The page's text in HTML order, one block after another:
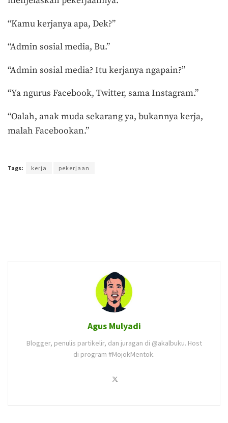
“Kamu kerjanya apa, Dek?”
“Admin sosial media, Bu.”
“Admin sosial media? Itu kerjanya ngapain?”
“Ya ngurus Facebook, Twitter, sama Instagram.”
“Oalah, anak muda sekarang ya, bukannya kerja,
malah Facebookan.”
Tags: kerja pekerjaan
Agus Mulyadi
Blogger, penulis partikelir, dan juragan di @akalbuku. Host
di program #MojokMentok.